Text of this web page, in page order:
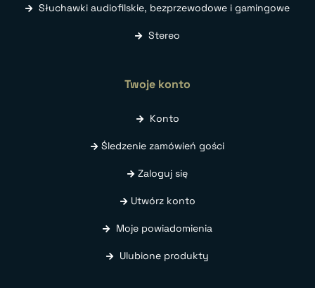
Słuchawki audiofilskie, bezprzewodowe i gamingowe
Stereo
Twoje konto
Konto
Śledzenie zamówień gości
Zaloguj się
Utwórz konto
Moje powiadomienia
Ulubione produkty